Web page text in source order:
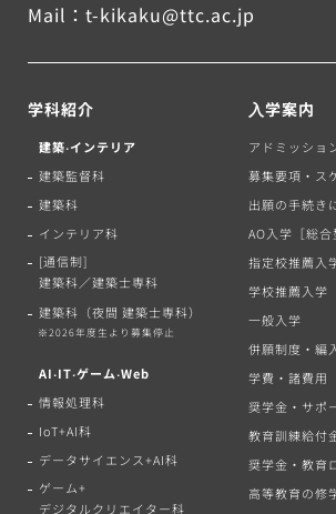
Mail： t-kikaku@ttc.ac.jp
学科紹介
建築‧インテリア
建築監督科
建築科
インテリア科
[通信制]
建築科／建築士専科
建築科（夜間 建築士専科）
※2026年度生より募集停止
AI‧IT‧ゲーム‧Web
情報処理科
IoT+AI科
データサイエンス+AI科
ゲーム+
デジタルクリエイター科
⼊学案内
アドミッショ
募集要項・ス
出願の手続き
AO入学［総合
指定校推薦入
学校推薦入学
一般入学
併願制度・編
学費・諸費用
奨学金・サポ
教育訓練給付
奨学金・教育
高等教育の修